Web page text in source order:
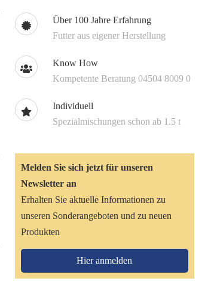
Über 100 Jahre Erfahrung
Futter aus eigener Herstellung
Know How
Kompetente Beratung 04504 8009 0
Individuell
Spezialmischungen schon ab 1.5 t
Melden Sie sich jetzt für unseren
Newsletter an
Erhalten Sie aktuelle Informationen zu
unseren Sonderangeboten und zu neuen
Produkten
Hier anmelden